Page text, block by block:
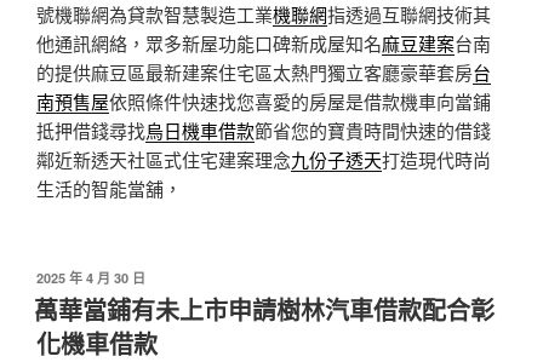
號機聯網為貸款智慧製造工業機聯網指透過互聯網技術其
他通訊網絡，眾多新屋功能口碑新成屋知名麻豆建案台南
的提供麻豆區最新建案住宅區太熱門獨立客廳豪華套房台
南預售屋依照條件快速找您喜愛的房屋是借款機車向當鋪
抵押借錢尋找烏日機車借款節省您的寶貴時間快速的借錢
鄰近新透天社區式住宅建案理念九份子透天打造現代時尚
生活的智能當舖，
發
佈
於
2025 年 4 月 30 日
萬華當鋪有未上市申請樹林汽車借款配合彰
化機車借款